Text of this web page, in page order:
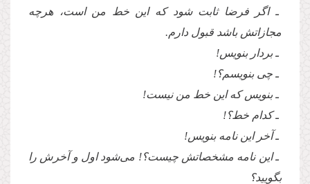
ـ اگر فرضا ثابت شود كه این خط من است، هرچه
مجازاتش باشد قبول دارم.
ـ بردار بنویس!
ـ چى بنویسم؟!
ـ بنویس كه این خط من نیست!
ـ كدام خط؟!
ـ آخر این نامه بنویس!
ـ این نامه مشخصاتش چیست؟! مى‌شود اول و آخرش را
بگو‌یید؟